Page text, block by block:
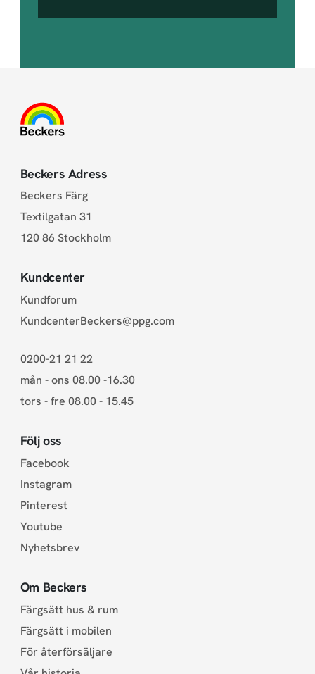
Beckers Adress
Beckers Färg
Textilgatan 31
120 86 Stockholm
Kundcenter
Kundforum
KundcenterBeckers@ppg.com
0200-21 21 22
mån - ons 08.00 -16.30
tors - fre 08.00 - 15.45
Följ oss
Facebook
Instagram
Pinterest
Youtube
Nyhetsbrev
Om Beckers
Färgsätt hus & rum
Färgsätt i mobilen
För återförsäljare